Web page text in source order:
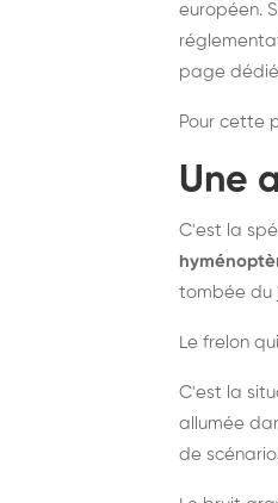
européen.
page
Pour cette
Une
C'est la
tombée du
Le frelon
C'est la
allumée
de